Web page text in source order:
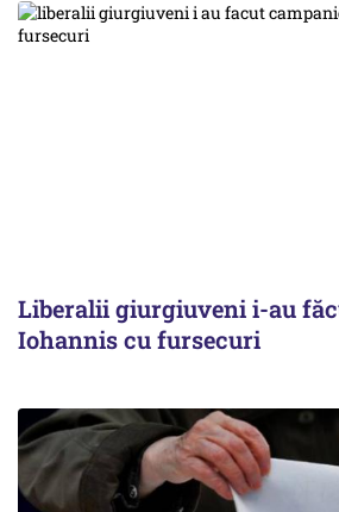
Liberalii giurgiuveni i-au
Iohannis cu fursecuri